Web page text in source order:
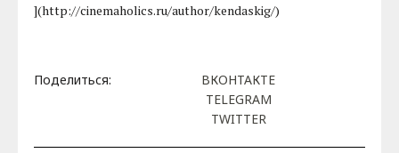
](http://cinemaholics.ru/author/kendaskig/)
Поделиться:
ВКОНТАКТЕ
TELEGRAM
TWITTER